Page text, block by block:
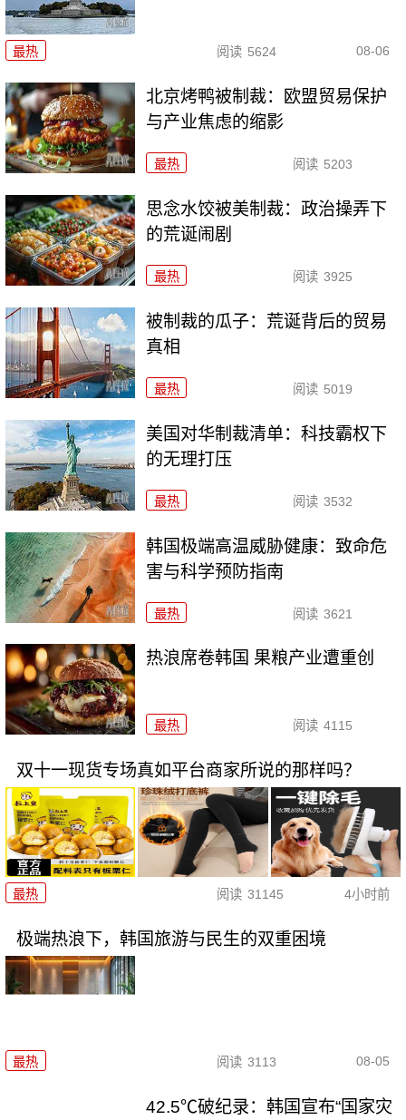
最热 阅读 5624 08-06
北京烤鸭被制裁：欧盟贸易保护
与产业焦虑的缩影
最热 阅读 5203
思念水饺被美制裁：政治操弄下
的荒诞闹剧
最热 阅读 3925
被制裁的瓜子：荒诞背后的贸易
真相
最热 阅读 5019
美国对华制裁清单：科技霸权下
的无理打压
最热 阅读 3532
韩国极端高温威胁健康：致命危
害与科学预防指南
最热 阅读 3621
热浪席卷韩国 果粮产业遭重创
最热 阅读 4115
双十一现货专场真如平台商家所说的那样吗？
最热 阅读 31145 4小时前
极端热浪下，韩国旅游与民生的双重困境
最热 阅读 3113 08-05
42.5℃破纪录：韩国宣布“国家灾